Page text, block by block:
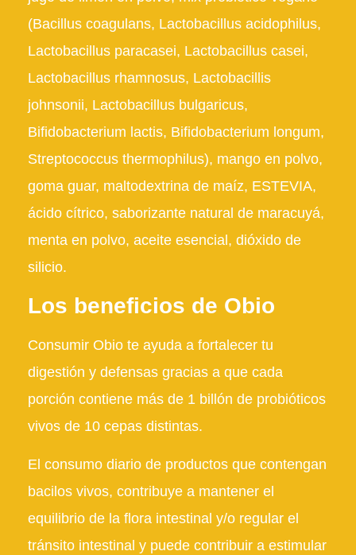
(Bacillus coagulans, Lactobacillus acidophilus,
Lactobacillus paracasei, Lactobacillus casei,
Lactobacillus rhamnosus, Lactobacillis
johnsonii, Lactobacillus bulgaricus,
Bifidobacterium lactis, Bifidobacterium longum,
Streptococcus thermophilus), mango en polvo,
goma guar, maltodextrina de maíz, ESTEVIA,
ácido cítrico, saborizante natural de maracuyá,
menta en polvo, aceite esencial, dióxido de
silicio.
Los beneficios de Obio
Consumir Obio te ayuda a fortalecer tu
digestión y defensas gracias a que cada
porción contiene más de 1 billón de probióticos
vivos de 10 cepas distintas.
El consumo diario de productos que contengan
bacilos vivos, contribuye a mantener el
equilibrio de la flora intestinal y/o regular el
tránsito intestinal y puede contribuir a estimular